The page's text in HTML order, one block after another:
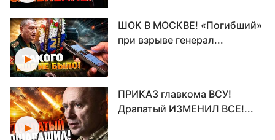
ШОК В МОСКВЕ! «Погибший»
при взрыве генерал...
ПРИКАЗ главкома ВСУ!
Драпатый ИЗМЕНИЛ ВСЕ!...